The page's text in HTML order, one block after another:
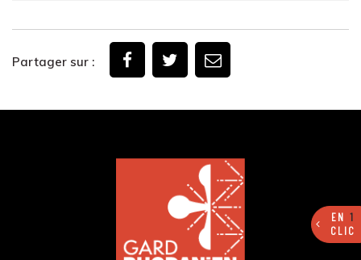
Partager sur :
EN1
CLIC